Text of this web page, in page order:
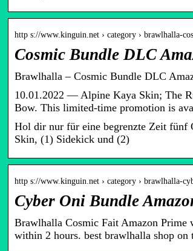
http s://www.kinguin.net › category › brawlhalla-
Cosmic Bundle DLC
Brawlhalla – Cosmic Bundle DLC
10.01.2022 — Alpine Kaya Skin; The
Bow. This limited-time promotion is
Hol dir nur für eine begrenzte Zeit fünf
Skin, (1) Sidekick und (2)
http s://www.kinguin.net › category › brawlhalla-
Cyber Oni Bundle
Brawlhalla Cosmic Fait Amazon
within 2 hours. best brawlhalla shop on